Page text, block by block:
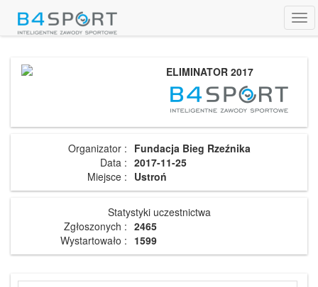
ELIMINATOR 2017
Organizator : Fundacja Bieg Rzeźnika
Data : 2017-11-25
Miejsce : Ustroń
Statystyki uczestnictwa
Zgłoszonych : 2465
Wystartowało : 1599